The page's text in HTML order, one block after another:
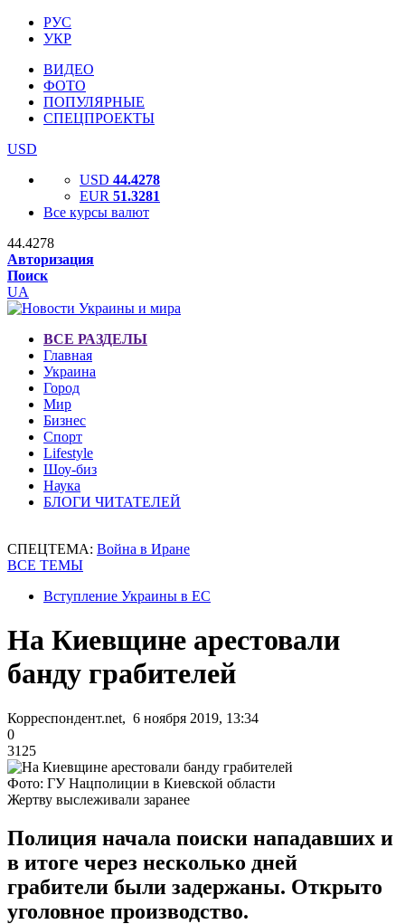
РУС
УКР
ВИДЕО
ФОТО
ПОПУЛЯРНЫЕ
СПЕЦПРОЕКТЫ
USD
USD 44.4278
EUR 51.3281
Все курсы валют
44.4278
Авторизация
Поиск
UA
ВСЕ РАЗДЕЛЫ
Главная
Украина
Город
Мир
Бизнес
Спорт
Lifestyle
Шоу-биз
Наука
БЛОГИ ЧИТАТЕЛЕЙ
СПЕЦТЕМА: Война в Иране
ВСЕ ТЕМЫ
Вступление Украины в ЕС
На Киевщине арестовали
банду грабителей
Корреспондент.net, 6 ноября 2019, 13:34
0
3125
Фото: ГУ Нацполиции в Киевской области
Жертву выслеживали заранее
Полиция начала поиски нападавших и
в итоге через несколько дней
грабители были задержаны. Открыто
уголовное производство.